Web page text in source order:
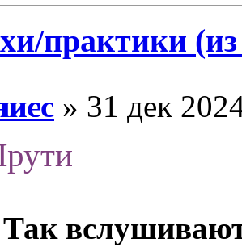
практики
» 31 дек
Так